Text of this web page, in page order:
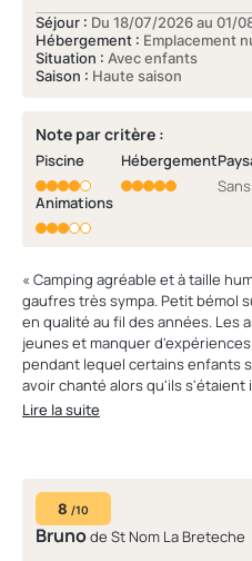
Séjour : Du 18/07/2026 au 01/
Hébergement : Emplacement
Situation : Avec enfants
Saison : Haute saison
Note par critère :
Piscine Hébergement
Animations
« Camping agréable et à taille
gaufres très sympa. Petit bémol sur les animations qui ont baissée
en qualité au fil des années. Les animateurs semblaient un peu
jeunes et manquer
pendant lequel certains enfants
avoir chanté alors qu'ils s'étaient
prendre le nombre d'inscriptions pour la durée de la soiree et pas
toutes les personnes présentes
éviterait que les gens viennent
les transats et les laissent toute
Lire la suite
8 /10
Brunode St Nom La Breteche